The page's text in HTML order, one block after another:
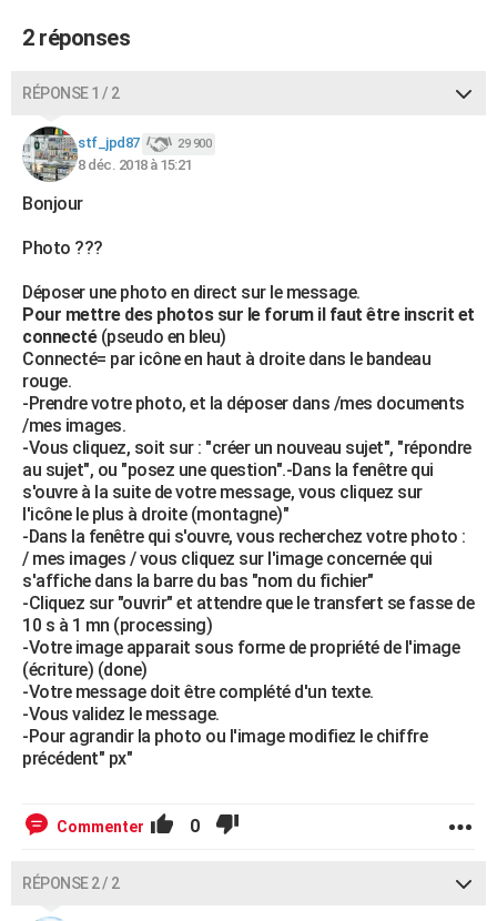
CARTE DE VOEUX
COPAINS D'AVANT
S'inscrire
Se connecter
Lycées
Collèges
Primaires
Universités
Entreprises
Service militaire
Avis de recherche
AVIS DE DÉCÈS
FORUM
Bricolage
Lifestyle
Culture
Sport
Auto
Television
Voyage
Cinema
2 réponses
RÉPONSE 1 / 2
stf_jpd87 29 900
8 déc. 2018 à 15:21
Bonjour
Photo ???
Déposer une photo en direct sur le message.
Pour mettre des photos sur le forum il faut être inscrit et
connecté (pseudo en bleu)
Connecté= par icône en haut à droite dans le bandeau
rouge.
-Prendre votre photo, et la déposer dans /mes documents
/mes images.
-Vous cliquez, soit sur : "créer un nouveau sujet", "répondre
au sujet", ou "posez une question".-Dans la fenêtre qui
s'ouvre à la suite de votre message, vous cliquez sur
l'icône le plus à droite (montagne)"
-Dans la fenêtre qui s'ouvre, vous recherchez votre photo :
/ mes images / vous cliquez sur l'image concernée qui
s'affiche dans la barre du bas "nom du fichier"
-Cliquez sur "ouvrir" et attendre que le transfert se fasse de
10 s à 1 mn (processing)
-Votre image apparait sous forme de propriété de l'image
(écriture) (done)
-Votre message doit être complété d'un texte.
-Vous validez le message.
-Pour agrandir la photo ou l'image modifiez le chiffre
précédent" px"
Commenter 0
RÉPONSE 2 / 2